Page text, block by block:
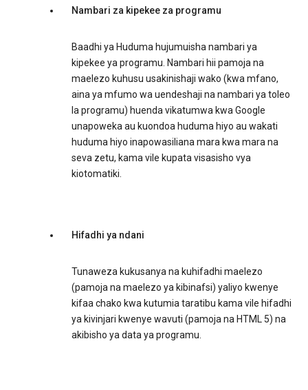
Nambari za kipekee za programu
Baadhi ya Huduma hujumuisha nambari ya
kipekee ya programu. Nambari hii pamoja na
maelezo kuhusu usakinishaji wako (kwa mfano,
aina ya mfumo wa uendeshaji na nambari ya toleo
la programu) huenda vikatumwa kwa Google
unapoweka au kuondoa huduma hiyo au wakati
huduma hiyo inapowasiliana mara kwa mara na
seva zetu, kama vile kupata visasisho vya
kiotomatiki.
Hifadhi ya ndani
Tunaweza kukusanya na kuhifadhi maelezo
(pamoja na maelezo ya kibinafsi) yaliyo kwenye
kifaa chako kwa kutumia taratibu kama vile hifadhi
ya kivinjari kwenye wavuti (pamoja na HTML 5) na
akibisho ya data ya programu.